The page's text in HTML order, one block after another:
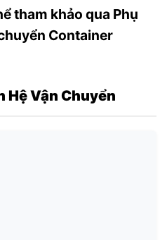
tham khảo qua Phụ
Container
Hệ Vận Chuyển